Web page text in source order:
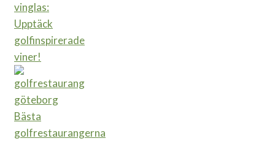
vinglas:
Upptäck
golfinspirerade
viner!
Bästa
golfrestaurangerna